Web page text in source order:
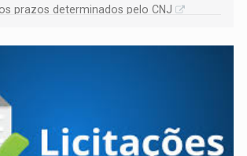
prazos determinados pelo CNJ